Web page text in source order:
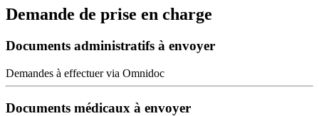
Demande de prise en charge
Documents administratifs à envoyer
Demandes à effectuer via Omnidoc
Documents médicaux à envoyer